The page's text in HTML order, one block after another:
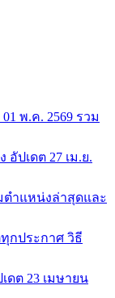
พ.ค. 2569 รวม
ปเดต 27 เม.ย.
ตำแหน่งล่าสุดและ
กประกาศ วิธี
ดต 23 เมษายน